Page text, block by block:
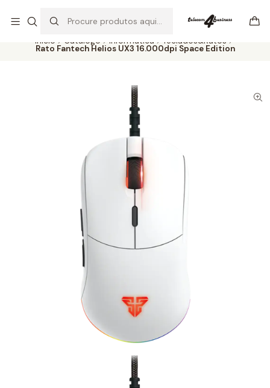
Ler mais
Início Catálogo Informática Teclados&Ratos
Rato Fantech Helios UX3 16.000dpi Space Edition